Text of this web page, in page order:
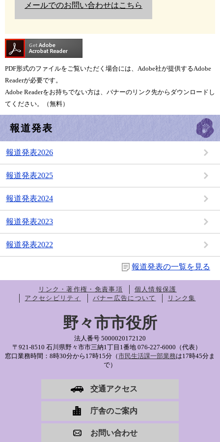
メールでのお問い合わせはこちら
PDF形式のファイルをご覧いただく場合には、Adobe社が提供するAdobe
Readerが必要です。
Adobe Readerをお持ちでない方は、バナーのリンク先からダウンロードし
てください。（無料）
報道発表
報道発表2026
報道発表2025
報道発表2024
報道発表2023
報道発表2022
報道発表の一覧を見る
リンク・著作権・免責事項
個人情報保護
アクセシビリティ
バナー広告について リンク集
野々市市役所
法人番号 5000020172120
〒921-8510 石川県野々市市三納1丁目1番地 076-227-6000（代表）
窓口業務時間：8時30分から17時15分（市民生活課一部業務は17時45分ま
で）
交通アクセス
庁舎のご案内
お問い合わせ